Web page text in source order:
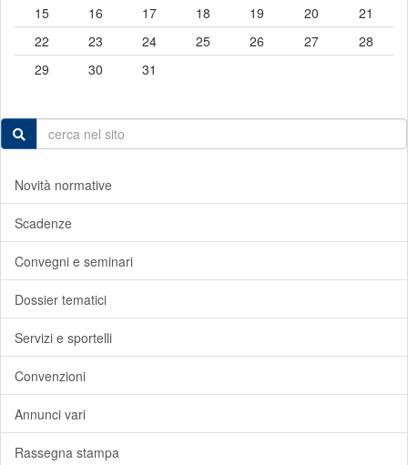
15
16 17 18 19 20
21
22
23 24 25 26 27
28
29
30 31
Novità normative
Scadenze
Convegni e seminari
Dossier tematici
Servizi e sportelli
Convenzioni
Annunci vari
Rassegna stampa